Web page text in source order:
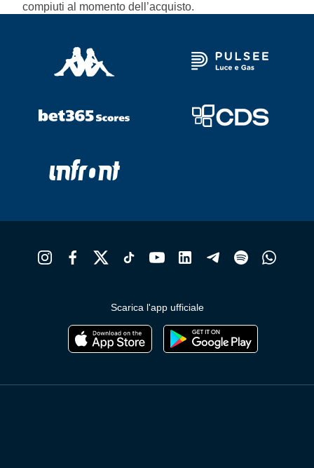
compiuti al momento dell’acquisto.
Scarica l'app ufficiale